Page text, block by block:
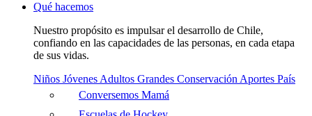
Qué hacemos
Nuestro propósito es impulsar el desarrollo de Chile,
confiando en las capacidades de las personas, en cada etapa
de sus vidas.
Niños Jóvenes Adultos Grandes Conservación Aportes País
Conversemos Mamá